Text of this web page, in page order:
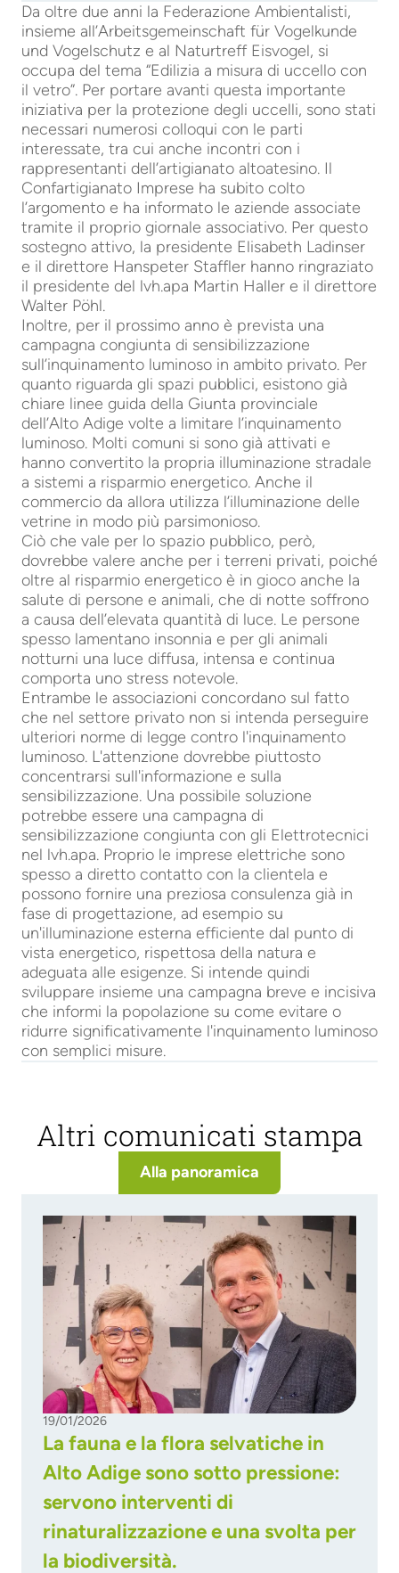
Da oltre due anni la Federazione Ambientalisti,
insieme all’Arbeitsgemeinschaft für Vogelkunde
und Vogelschutz e al Naturtreff Eisvogel, si
occupa del tema “Edilizia a misura di uccello con
il vetro”. Per portare avanti questa importante
iniziativa per la protezione degli uccelli, sono stati
necessari numerosi colloqui con le parti
interessate, tra cui anche incontri con i
rappresentanti dell’artigianato altoatesino. Il
Confartigianato Imprese ha subito colto
l’argomento e ha informato le aziende associate
tramite il proprio giornale associativo. Per questo
sostegno attivo, la presidente Elisabeth Ladinser
e il direttore Hanspeter Staffler hanno ringraziato
il presidente del lvh.apa Martin Haller e il direttore
Walter Pöhl.
Inoltre, per il prossimo anno è prevista una
campagna congiunta di sensibilizzazione
sull’inquinamento luminoso in ambito privato. Per
quanto riguarda gli spazi pubblici, esistono già
chiare linee guida della Giunta provinciale
dell’Alto Adige volte a limitare l’inquinamento
luminoso. Molti comuni si sono già attivati e
hanno convertito la propria illuminazione stradale
a sistemi a risparmio energetico. Anche il
commercio da allora utilizza l’illuminazione delle
vetrine in modo più parsimonioso.
Ciò che vale per lo spazio pubblico, però,
dovrebbe valere anche per i terreni privati, poiché
oltre al risparmio energetico è in gioco anche la
salute di persone e animali, che di notte soffrono
a causa dell’elevata quantità di luce. Le persone
spesso lamentano insonnia e per gli animali
notturni una luce diffusa, intensa e continua
comporta uno stress notevole.
Entrambe le associazioni concordano sul fatto
che nel settore privato non si intenda perseguire
ulteriori norme di legge contro l'inquinamento
luminoso. L'attenzione dovrebbe piuttosto
concentrarsi sull'informazione e sulla
sensibilizzazione. Una possibile soluzione
potrebbe essere una campagna di
sensibilizzazione congiunta con gli Elettrotecnici
nel lvh.apa. Proprio le imprese elettriche sono
spesso a diretto contatto con la clientela e
possono fornire una preziosa consulenza già in
fase di progettazione, ad esempio su
un'illuminazione esterna efficiente dal punto di
vista energetico, rispettosa della natura e
adeguata alle esigenze. Si intende quindi
sviluppare insieme una campagna breve e incisiva
che informi la popolazione su come evitare o
ridurre significativamente l'inquinamento luminoso
con semplici misure.
Altri comunicati stampa
Alla panoramica
19/01/2026
La fauna e la flora selvatiche in
Alto Adige sono sotto pressione:
servono interventi di
rinaturalizzazione e una svolta per
la biodiversità.